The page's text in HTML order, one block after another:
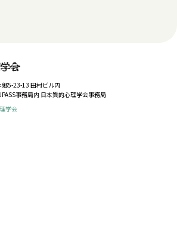
5-23-13 田村ビル内
事務局内 日本質的心理学会事務局
学会